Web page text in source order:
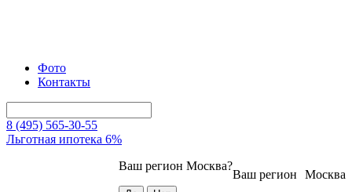
Фото
Контакты
8 (495) 565-30-55
Льготная ипотека 6%
Москва
Ваш регион
Ваш регион Москва?